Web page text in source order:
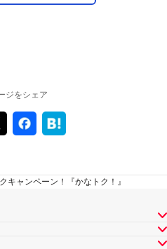
ジをシェア
キャンペーン！『かなトク！』